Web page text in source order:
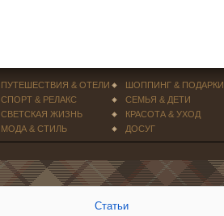
ПУТЕШЕСТВИЯ & ОТЕЛИ
СПОРТ & РЕЛАКС
СВЕТСКАЯ ЖИЗНЬ
МОДА & СТИЛЬ
ШОППИНГ & ПОДАРКИ
СЕМЬЯ & ДЕТИ
КРАСОТА & УХОД
ДОСУГ
Статьи